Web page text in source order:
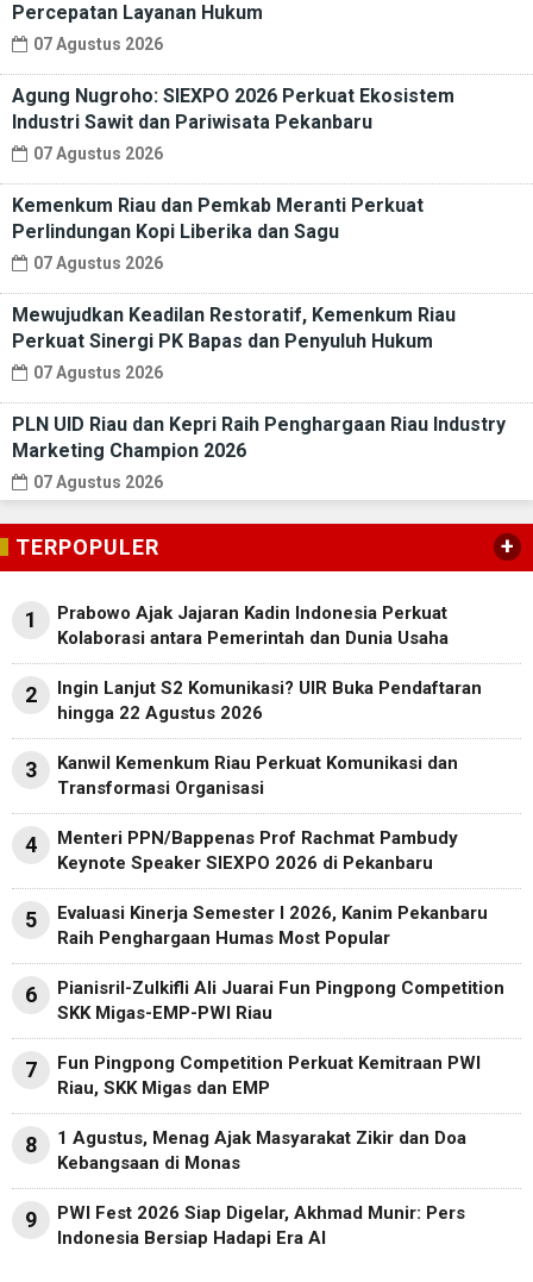
Percepatan Layanan Hukum
07 Agustus 2026
Agung Nugroho: SIEXPO 2026 Perkuat Ekosistem
Industri Sawit dan Pariwisata Pekanbaru
07 Agustus 2026
Kemenkum Riau dan Pemkab Meranti Perkuat
Perlindungan Kopi Liberika dan Sagu
07 Agustus 2026
Mewujudkan Keadilan Restoratif, Kemenkum Riau
Perkuat Sinergi PK Bapas dan Penyuluh Hukum
07 Agustus 2026
PLN UID Riau dan Kepri Raih Penghargaan Riau Industry
Marketing Champion 2026
07 Agustus 2026
TERPOPULER +
1
Prabowo Ajak Jajaran Kadin Indonesia Perkuat
Kolaborasi antara Pemerintah dan Dunia Usaha
2
Ingin Lanjut S2 Komunikasi? UIR Buka Pendaftaran
hingga 22 Agustus 2026
3
Kanwil Kemenkum Riau Perkuat Komunikasi dan
Transformasi Organisasi
4
Menteri PPN/Bappenas Prof Rachmat Pambudy
Keynote Speaker SIEXPO 2026 di Pekanbaru
5
Evaluasi Kinerja Semester I 2026, Kanim Pekanbaru
Raih Penghargaan Humas Most Popular
6
Pianisril-Zulkifli Ali Juarai Fun Pingpong Competition
SKK Migas-EMP-PWI Riau
7
Fun Pingpong Competition Perkuat Kemitraan PWI
Riau, SKK Migas dan EMP
8
1 Agustus, Menag Ajak Masyarakat Zikir dan Doa
Kebangsaan di Monas
9
PWI Fest 2026 Siap Digelar, Akhmad Munir: Pers
Indonesia Bersiap Hadapi Era AI